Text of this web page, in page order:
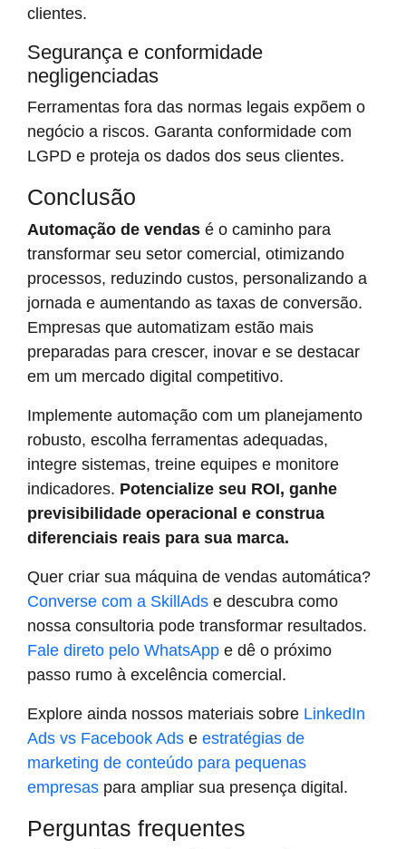
clientes.
Segurança e conformidade
negligenciadas
Ferramentas fora das normas legais expõem o
negócio a riscos. Garanta conformidade com
LGPD e proteja os dados dos seus clientes.
Conclusão
Automação de vendas é o caminho para
transformar seu setor comercial, otimizando
processos, reduzindo custos, personalizando a
jornada e aumentando as taxas de conversão.
Empresas que automatizam estão mais
preparadas para crescer, inovar e se destacar
em um mercado digital competitivo.
Implemente automação com um planejamento
robusto, escolha ferramentas adequadas,
integre sistemas, treine equipes e monitore
indicadores. Potencialize seu ROI, ganhe
previsibilidade operacional e construa
diferenciais reais para sua marca.
Quer criar sua máquina de vendas automática?
Converse com a SkillAds e descubra como
nossa consultoria pode transformar resultados.
Fale direto pelo WhatsApp e dê o próximo
passo rumo à excelência comercial.
Explore ainda nossos materiais sobre LinkedIn
Ads vs Facebook Ads e estratégias de
marketing de conteúdo para pequenas
empresas para ampliar sua presença digital.
Perguntas frequentes